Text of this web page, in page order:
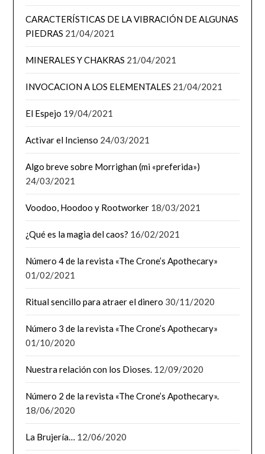
CARACTERÍSTICAS DE LA VIBRACIÓN DE ALGUNAS
PIEDRAS 21/04/2021
MINERALES Y CHAKRAS 21/04/2021
INVOCACION A LOS ELEMENTALES 21/04/2021
El Espejo 19/04/2021
Activar el Incienso 24/03/2021
Algo breve sobre Morrighan (mi «preferida»)
24/03/2021
Voodoo, Hoodoo y Rootworker 18/03/2021
¿Qué es la magia del caos? 16/02/2021
Número 4 de la revista «The Crone’s Apothecary»
01/02/2021
Ritual sencillo para atraer el dinero 30/11/2020
Número 3 de la revista «The Crone’s Apothecary»
01/10/2020
Nuestra relación con los Dioses. 12/09/2020
Número 2 de la revista «The Crone’s Apothecary».
18/06/2020
La Brujería… 12/06/2020